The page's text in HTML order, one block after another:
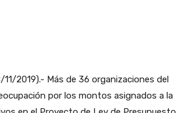
11/2019).- Más de 36 organizaciones del
por los montos asignados a la